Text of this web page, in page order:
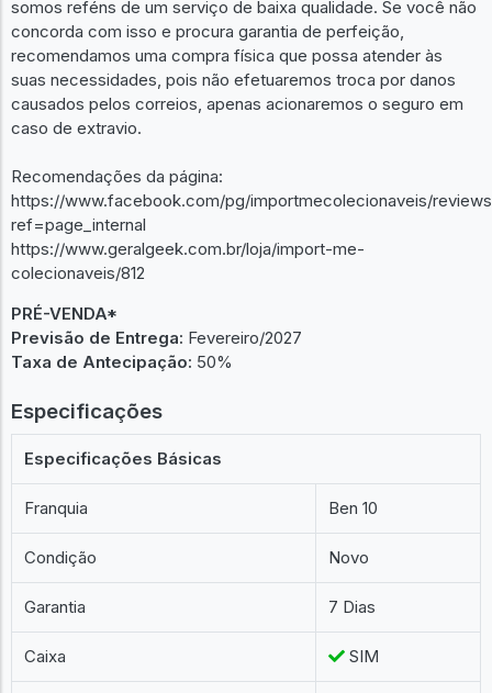
somos reféns de um serviço de baixa qualidade. Se você não
concorda com isso e procura garantia de perfeição,
recomendamos uma compra física que possa atender às
suas necessidades, pois não efetuaremos troca por danos
causados pelos correios, apenas acionaremos o seguro em
caso de extravio.
Recomendações da página:
https://www.facebook.com/pg/importmecolecionaveis/
ref=page_internal
https://www.geralgeek.com.br/loja/import-me-
colecionaveis/812
PRÉ-VENDA*
Previsão de Entrega: Fevereiro/2027
Taxa de Antecipação: 50%
Especificações
Especificações Básicas
Franquia Ben 10
Condição Novo
Garantia 7 Dias
Caixa SIM